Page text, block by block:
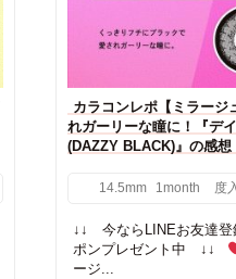
カラコンレポ【ミラージ
れガーリーな瞳に！『デ
(DAZZY BLACK)』の感想
14.5mm 1month 度
↓↓ 今ならLINEお友達登
ポンプレゼント中 ↓↓
ージ...